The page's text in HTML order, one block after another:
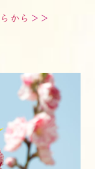
から ＞＞